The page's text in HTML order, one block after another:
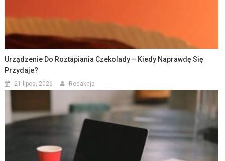
Urządzenie Do Roztapiania Czekolady – Kiedy Naprawdę Się
Przydaje?
21 lipca, 2026 Redakcja